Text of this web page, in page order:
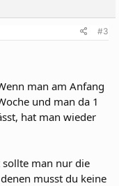
#3
man am Anfang
und man da 1
hat man wieder
man nur die
musst du keine